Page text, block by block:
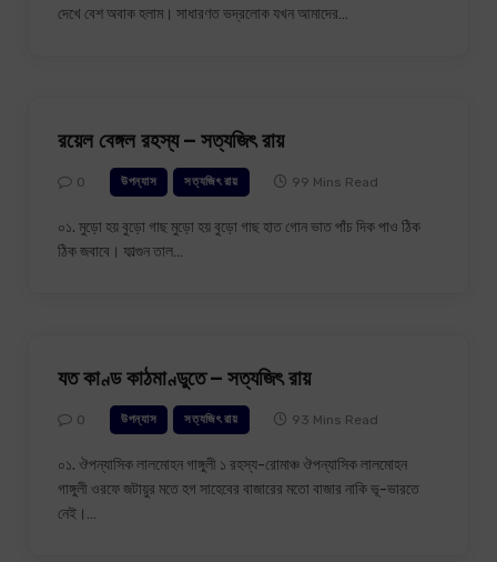
দেখে বেশ অবাক হলাম। সাধারণত ভদ্রলোক যখন আমাদের…
রয়েল বেঙ্গল রহস্য – সত্যজিৎ রায়
0 উপন্যাস সত্যজিৎ রায় 99 Mins Read
০১. মুড়ো হয় বুড়ো গাছ মুড়ো হয় বুড়ো গাছ হাত গোন ভাত পাঁচ দিক পাও ঠিক
ঠিক জবাবে। ফাল্গুন তাল…
যত কাণ্ড কাঠমাণ্ডুতে – সত্যজিৎ রায়
0 উপন্যাস সত্যজিৎ রায় 93 Mins Read
০১. ঔপন্যাসিক লালমোহন গাঙ্গুলী ১ রহস্য-রোমাঞ্চ ঔপন্যাসিক লালমোহন
গাঙ্গুলী ওরফে জটায়ুর মতে হগ সাহেবের বাজারের মতো বাজার নাকি ভূ-ভারতে
নেই।…